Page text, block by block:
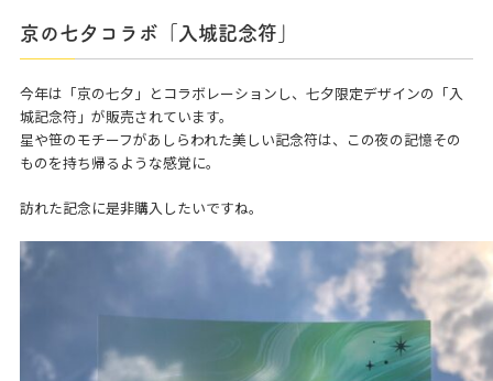
京の七夕コラボ「入城記念符」
今年は「京の七夕」とコラボレーションし、七夕限定デザインの「入
城記念符」が販売されています。
星や笹のモチーフがあしらわれた美しい記念符は、この夜の記憶その
ものを持ち帰るような感覚に。
訪れた記念に是非購入したいですね。